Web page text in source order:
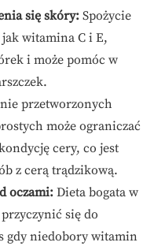
się skóry: Spożycie
witamina C i E,
i może pomóc w
przetworzonych
może ograniczać
cery, co jest
z cerą trądzikową.
oczami: Dieta bogata w
się do
gdy niedobory witamin